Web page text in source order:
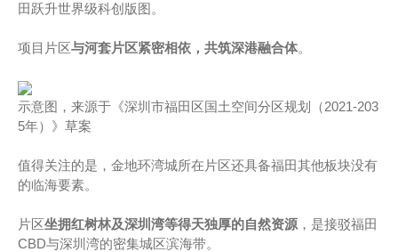
田跃升世界级科创版图。
项目片区与河套片区紧密相依，共筑深港融合体。
示意图，来源于《深圳市福田区国土空间分区规划（2021-203
5年）》草案
值得关注的是，金地环湾城所在片区还具备福田其他板块没有
的临海要素。
片区坐拥红树林及深圳湾等得天独厚的自然资源 ，是接驳福田
CBD与深圳湾的密集城区滨海带。